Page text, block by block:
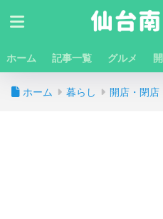
ホーム 記事一覧 グルメ
ホーム 暮らし 開店・閉店